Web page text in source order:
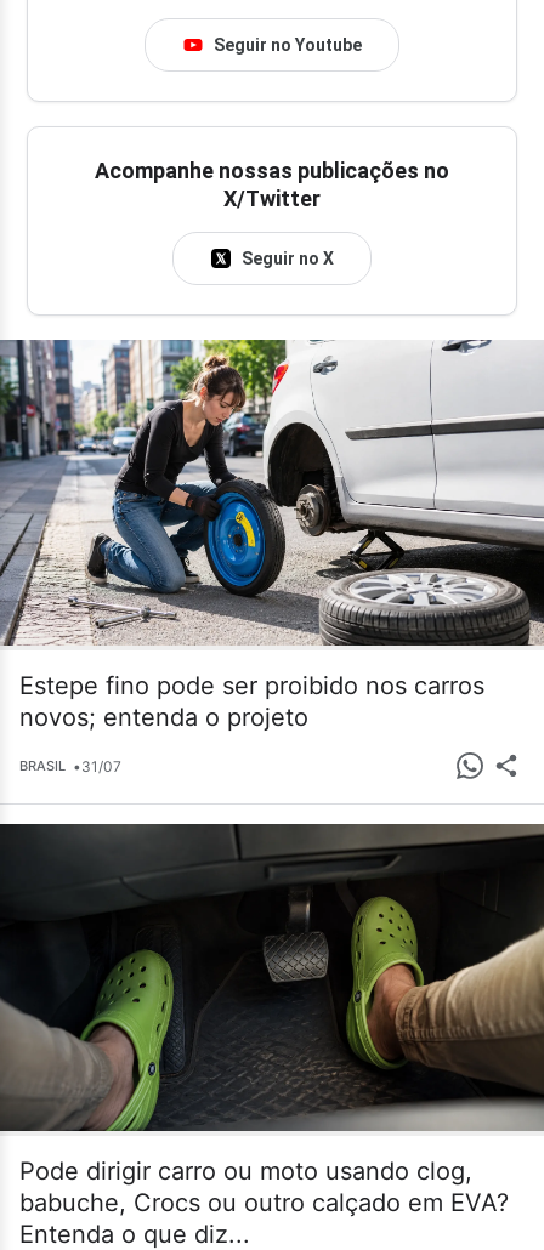
Seguir no Youtube
Acompanhe nossas publicações no
X/Twitter
Seguir no X
Estepe fino pode ser proibido nos carros
novos; entenda o projeto
BRASIL •31/07
Pode dirigir carro ou moto usando clog,
babuche, Crocs ou outro calçado em EVA?
Entenda o que diz...